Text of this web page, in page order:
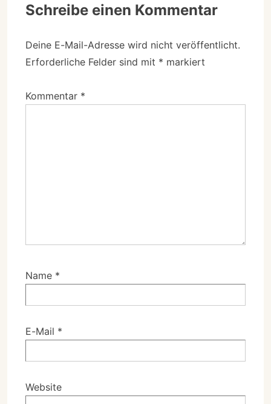
Schreibe einen Kommentar
Deine E-Mail-Adresse wird nicht veröffentlicht.
Erforderliche Felder sind mit * markiert
Kommentar *
Name *
E-Mail *
Website